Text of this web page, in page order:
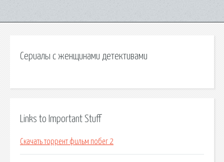
Сериалы с женщинами детективами
Links to Important Stuff
Скачать торрент фильм побег 2